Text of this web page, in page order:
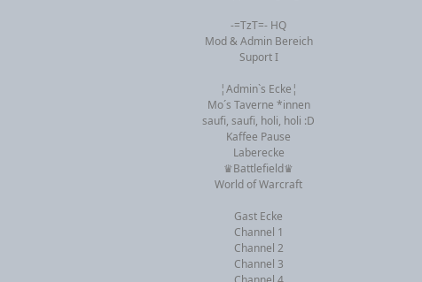
-=TzT=- HQ
Mod & Admin Bereich
Suport I
¦Admin`s Ecke¦
Mo´s Taverne *innen
saufi, saufi, holi, holi :D
Kaffee Pause
Laberecke
♛Battlefield♛
World of Warcraft
Gast Ecke
Channel 1
Channel 2
Channel 3